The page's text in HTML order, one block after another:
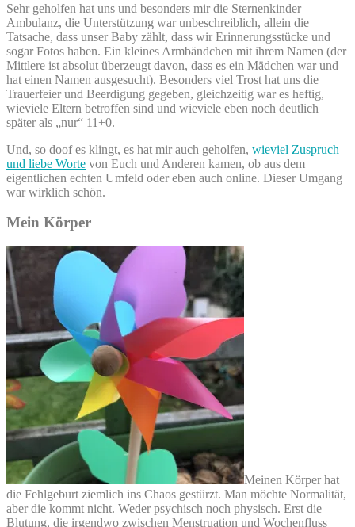
Sehr geholfen hat uns und besonders mir die Sternenkinder
Ambulanz, die Unterstützung war unbeschreiblich, allein die
Tatsache, dass unser Baby zählt, dass wir Erinnerungsstücke und
sogar Fotos haben. Ein kleines Armbändchen mit ihrem Namen (der
Mittlere ist absolut überzeugt davon, dass es ein Mädchen war und
hat einen Namen ausgesucht). Besonders viel Trost hat uns die
Trauerfeier und Beerdigung gegeben, gleichzeitig war es heftig,
wieviele Eltern betroffen sind und wieviele eben noch deutlich
später als „nur“ 11+0.
Und, so doof es klingt, es hat mir auch geholfen, wieviel Zuspruch
und liebe Worte von Euch und Anderen kamen, ob aus dem
eigentlichen echten Umfeld oder eben auch online. Dieser Umgang
war wirklich schön.
Mein Körper
Meinen Körper hat
die Fehlgeburt ziemlich ins Chaos gestürzt. Man möchte Normalität,
aber die kommt nicht. Weder psychisch noch physisch. Erst die
Blutung, die irgendwo zwischen Menstruation und Wochenfluss